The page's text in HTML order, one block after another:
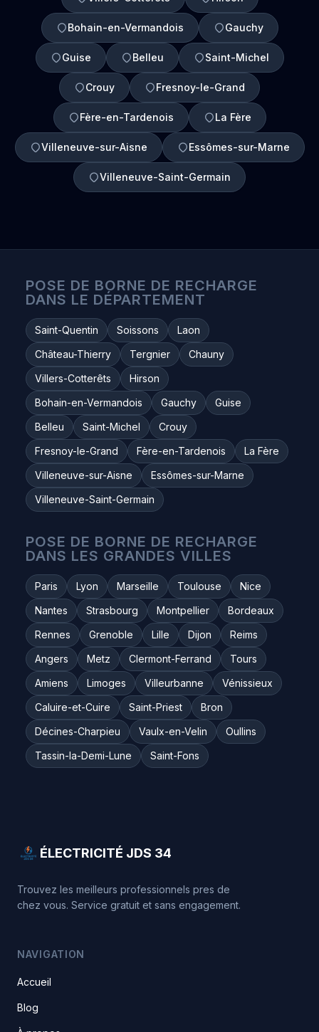
Bohain-en-Vermandois Gauchy
Guise Belleu Saint-Michel
Crouy Fresnoy-le-Grand
Fère-en-Tardenois La Fère
Villeneuve-sur-Aisne Essômes-sur-Marne
Villeneuve-Saint-Germain
POSE DE BORNE DE RECHARGE
DANS LE DÉPARTEMENT
Saint-Quentin Soissons
Laon
Château-Thierry
Tergnier
Chauny
Villers-Cotterêts
Hirson
Bohain-en-Vermandois
Gauchy
Guise
Belleu
Saint-Michel
Crouy
Fresnoy-le-Grand
Fère-en-Tardenois
La Fère
Villeneuve-sur-Aisne
Essômes-sur-Marne
Villeneuve-Saint-Germain
POSE DE BORNE DE RECHARGE
DANS LES GRANDES VILLES
Paris Lyon Marseille Toulouse
Nice
Nantes
Strasbourg Montpellier
Bordeaux
Rennes
Grenoble Lille Dijon
Reims
Angers
Metz Clermont-Ferrand
Tours
Amiens
Limoges Villeurbanne
Vénissieux
Caluire-et-Cuire
Saint-Priest
Bron
Décines-Charpieu
Vaulx-en-Velin
Oullins
Tassin-la-Demi-Lune
Saint-Fons
ÉLECTRICITÉ JDS 34
Trouvez les meilleurs professionnels pres de
chez vous. Service gratuit et sans engagement.
NAVIGATION
Accueil
Blog